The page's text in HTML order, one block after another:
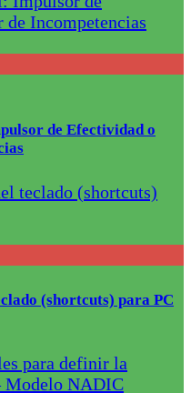
de Efectividad o
(shortcuts) para PC